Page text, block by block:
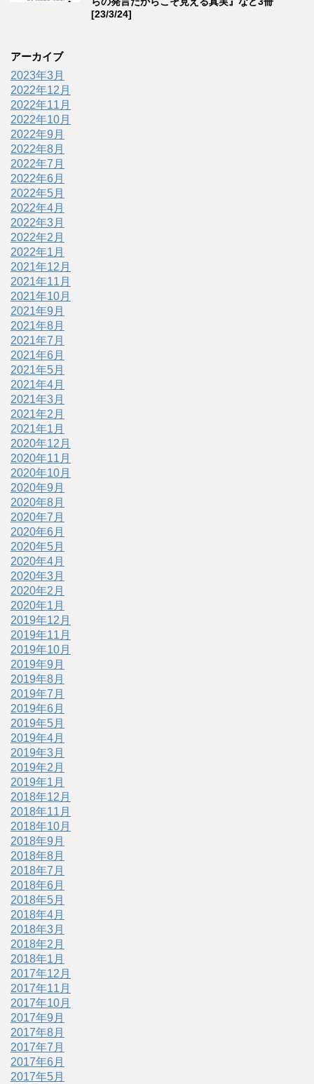
[23/3/24]
アーカイブ
2023年3月
2022年12月
2022年11月
2022年10月
2022年9月
2022年8月
2022年7月
2022年6月
2022年5月
2022年4月
2022年3月
2022年2月
2022年1月
2021年12月
2021年11月
2021年10月
2021年9月
2021年8月
2021年7月
2021年6月
2021年5月
2021年4月
2021年3月
2021年2月
2021年1月
2020年12月
2020年11月
2020年10月
2020年9月
2020年8月
2020年7月
2020年6月
2020年5月
2020年4月
2020年3月
2020年2月
2020年1月
2019年12月
2019年11月
2019年10月
2019年9月
2019年8月
2019年7月
2019年6月
2019年5月
2019年4月
2019年3月
2019年2月
2019年1月
2018年12月
2018年11月
2018年10月
2018年9月
2018年8月
2018年7月
2018年6月
2018年5月
2018年4月
2018年3月
2018年2月
2018年1月
2017年12月
2017年11月
2017年10月
2017年9月
2017年8月
2017年7月
2017年6月
2017年5月